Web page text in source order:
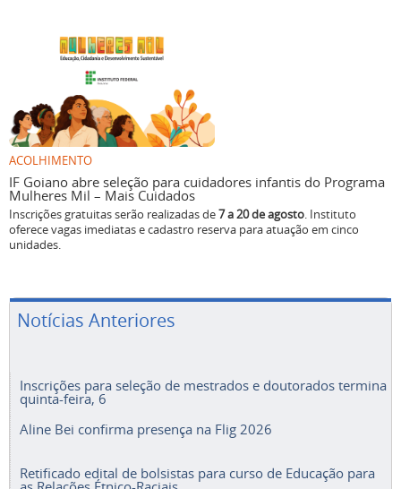
ACOLHIMENTO
IF Goiano abre seleção para cuidadores infantis do Programa
Mulheres Mil – Mais Cuidados
Inscrições gratuitas serão realizadas de7 a 20 de agosto. Instituto
oferece vagas imediatas e cadastro reserva para atuação em cinco
unidades.
Notícias Anteriores
Inscrições para seleção de mestrados e doutorados termina
quinta-feira, 6
Aline Bei confirma presença na Flig 2026
Retificado edital de bolsistas para curso de Educação para